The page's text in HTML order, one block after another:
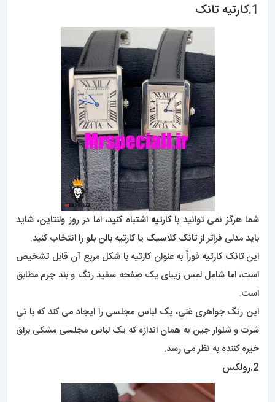
1.کارتیه تانک
شما هرگز نمی توانید باکارتیه اشتباه کنید، اما در روز ولنتاین، شاید
باید مدلی فراتر ازتانک کلاسیک یاکارتیه بالن بلورا انتخاب کنید.
اینتانک کارتیه فوراً به عنوان کارتیه با شکل مربع آن قابل تشخیص
است، اما شامل لمس زیبای یک صفحه سفید رنگ و بند چرم مطابق
است.
این رنگ جواهری غنی، یک لباس مجلسی را ایجاد می کند که با تی
شرت و شلوار جین به همان اندازه که یک لباس مجلسی مشکی براق
خیره کننده به نظر می رسد.
2.رولکس